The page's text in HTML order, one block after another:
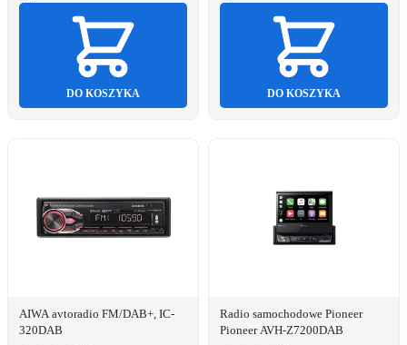
DO KOSZYKA DO KOSZYKA
AIWA avtoradio FM/DAB+, IC-
320DAB
Radio samochodowe Pioneer
Pioneer AVH-Z7200DAB